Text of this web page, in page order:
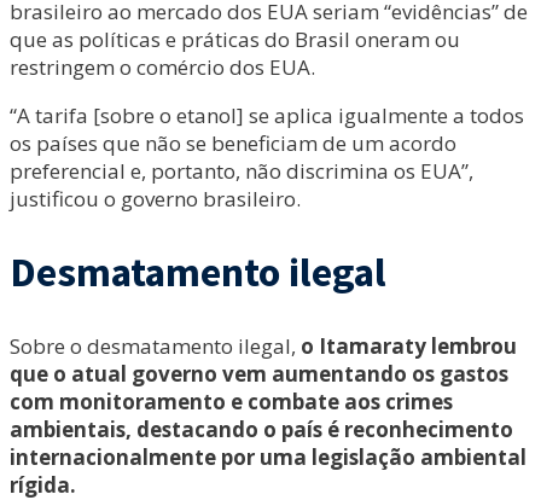
brasileiro ao mercado dos EUA seriam “evidências” de
que as políticas e práticas do Brasil oneram ou
restringem o comércio dos EUA.
“A tarifa [sobre o etanol] se aplica igualmente a todos
os países que não se beneficiam de um acordo
preferencial e, portanto, não discrimina os EUA”,
justificou o governo brasileiro.
Desmatamento ilegal
Sobre o desmatamento ilegal, o Itamaraty lembrou
que o atual governo vem aumentando os gastos
com monitoramento e combate aos crimes
ambientais, destacando o país é reconhecimento
internacionalmente por uma legislação ambiental
rígida.